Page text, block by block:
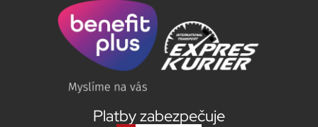
Platby zabezpečuje